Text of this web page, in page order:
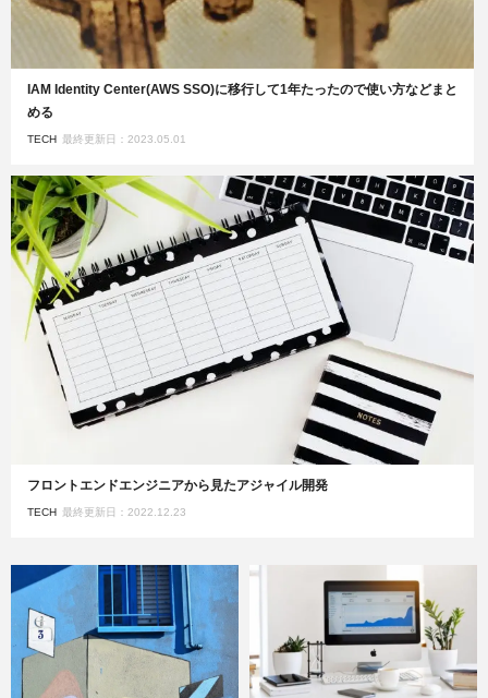
IAM Identity Center(AWS SSO)に移行して1年たったので使い方などまと
める
TECH 最終更新日：2023.05.01
フロントエンドエンジニアから見たアジャイル開発
TECH 最終更新日：2022.12.23